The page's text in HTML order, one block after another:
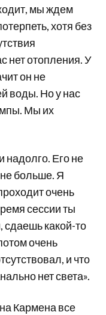
мы ждем
хотя без
нет отопления. У
он не
воды. Но у нас
Мы их
надолго. Его не
больше. Я
очень
сессии ты
какой-то
очень
и что
нет света».
Кармена все